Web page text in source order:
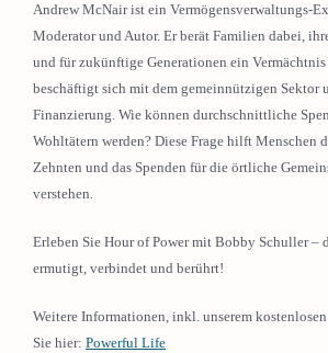
Andrew McNair ist ein Vermögensverwaltungs-
Moderator und Autor. Er berät Familien dabei,
und für zukünftige Generationen ein
beschäftigt sich mit dem gemeinnützigen Sektor
Finanzierung. Wie können durchschnittliche
Wohltätern werden? Diese Frage hilft Menschen
Zehnten und das Spenden für die örtliche
verstehen.
Erleben Sie Hour of Power mit Bobby Schuller –
ermutigt, verbindet und berührt!
Weitere Informationen, inkl. unserem
Sie hier: Powerful Life